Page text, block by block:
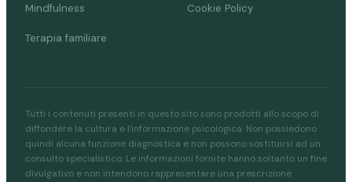
Mindfulness
Terapia familiare
Cookie Policy
Tutti i contenuti presenti in questo sito sono prodotti allo scopo di
diffondere la cultura e l'informazione psicologica. Non possiedono
quindi alcuna funzione diagnostica e non possono sostituirsi ad un
consulto specialistico. Le informazioni fornite hanno soltanto un fine
divulgativo e non intendono rappresentare una prescrizione